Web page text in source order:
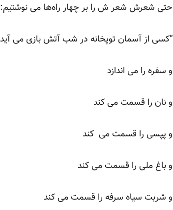
حتی شعرش شعر ش را بر چهار راه‌ها می نوشتیم:
“کسی از آسمان توپخانه در شب آتش بازی می آید
و سفره را می اندازد
و نان را قسمت می کند
و پپسی را قسمت می کند
و باغ ملی را قسمت می کند
و شربت سیاه سرفه را قسمت می کند